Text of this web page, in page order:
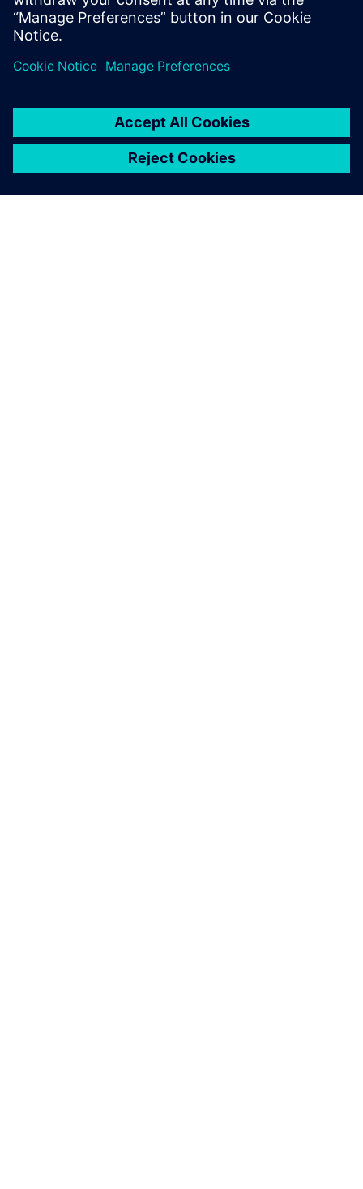
SSF engineers designed this bridge using NX, taking
advantage of the software’s freeform geometry modeling
Mit NX speichern alle ihre